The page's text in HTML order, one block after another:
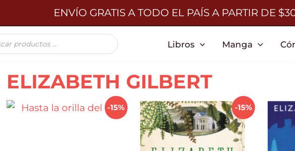
ENVÍO GRATIS A TODO EL PAÍS A PARTIR DE
Libros Manga
ELIZABETH GILBERT
-15% -15%